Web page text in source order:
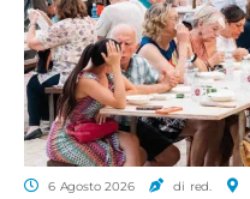
6 Agosto 2026 di red.